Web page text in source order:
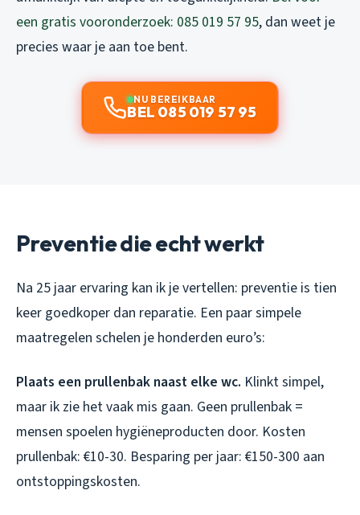
een gratis vooronderzoek: 085 019 57 95, dan weet je
precies waar je aan toe bent.
NU BEREIKBAAR
BEL 085 019 57 95
Preventie die echt werkt
Na 25 jaar ervaring kan ik je vertellen: preventie is tien
keer goedkoper dan reparatie. Een paar simpele
maatregelen schelen je honderden euro’s:
Plaats een prullenbak naast elke wc. Klinkt simpel,
maar ik zie het vaak mis gaan. Geen prullenbak =
mensen spoelen hygiëneproducten door. Kosten
prullenbak: €10-30. Besparing per jaar: €150-300 aan
ontstoppingskosten.